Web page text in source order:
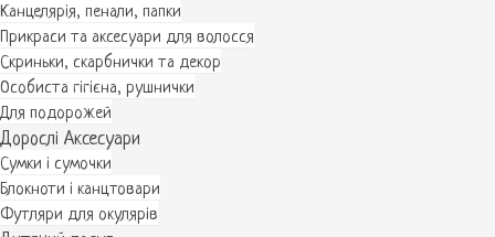
Канцелярія, пенали, папки
Прикраси та аксесуари для волосся
Скриньки, скарбнички та декор
Особиста гігієна, рушнички
Для подорожей
Дорослі Аксесуари
Сумки і сумочки
Блокноти і канцтовари
Футляри для окулярів